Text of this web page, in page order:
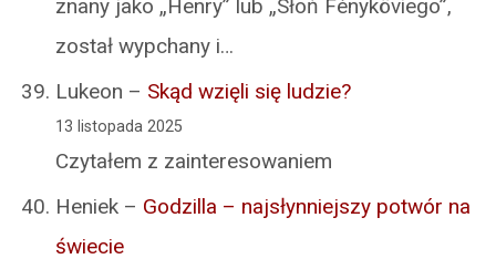
znany jako „Henry” lub „Słoń Fényköviego”,
został wypchany i…
Lukeon – Skąd wzięli się ludzie?
13 listopada 2025
Czytałem z zainteresowaniem
Heniek – Godzilla – najsłynniejszy potwór na
świecie